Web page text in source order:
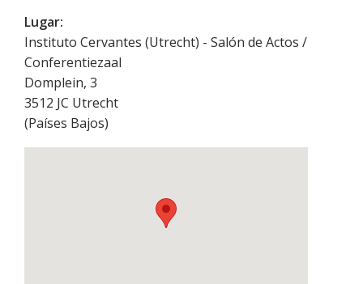
Lugar:
Instituto Cervantes (Utrecht) - Salón de Actos /
Conferentiezaal
Domplein, 3
3512 JC Utrecht
(Países Bajos)